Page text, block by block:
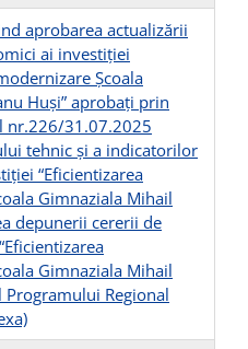
aprobarea actualizării
ai investiției
Școala
Huși” aprobați prin
nr.226/31.07.2025
tehnic și a indicatorilor
“Eficientizarea
Gimnaziala Mihail
depunerii cererii de
Gimnaziala Mihail
Programului Regional